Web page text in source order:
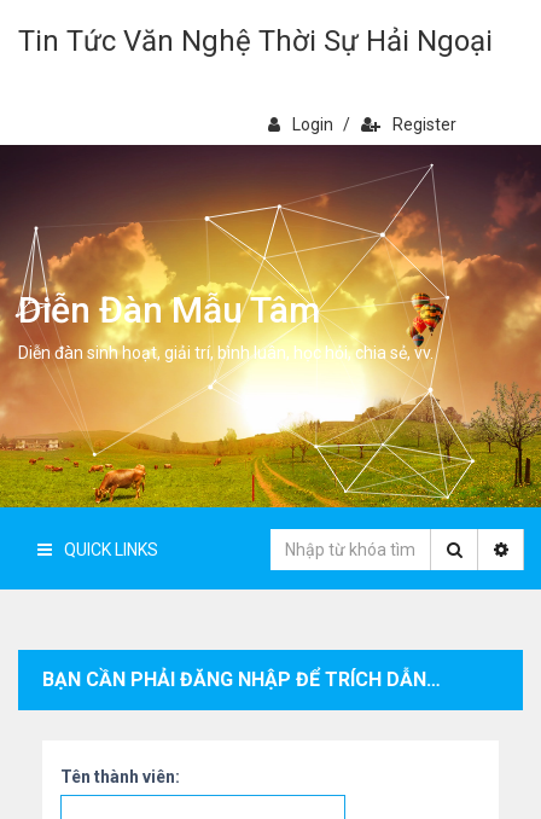
Tin Tức Văn Nghệ Thời Sự Hải Ngoại
Login / Register
Diễn Đàn Mẫu Tâm
Diễn đàn sinh hoạt, giải trí, bình luân, học hỏi, chia sẻ, vv.
QUICK LINKS
BẠN CẦN PHẢI ĐĂNG NHẬP ĐỂ TRÍCH DẪN CÁC BÀI VIẾT TRONG CHUYÊN MỤC NÀY.
Tên thành viên: